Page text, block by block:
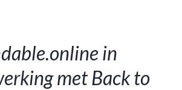
in
met Back to